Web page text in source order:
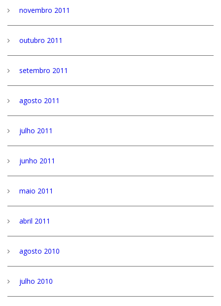
novembro 2011
outubro 2011
setembro 2011
agosto 2011
julho 2011
junho 2011
maio 2011
abril 2011
agosto 2010
julho 2010